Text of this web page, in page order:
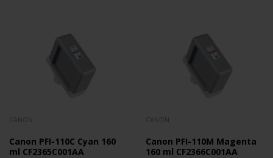
Canon PFI-110C Cyan 160
ml CF2365C001AA
Canon PFI-110M Magenta
160 ml CF2366C001AA